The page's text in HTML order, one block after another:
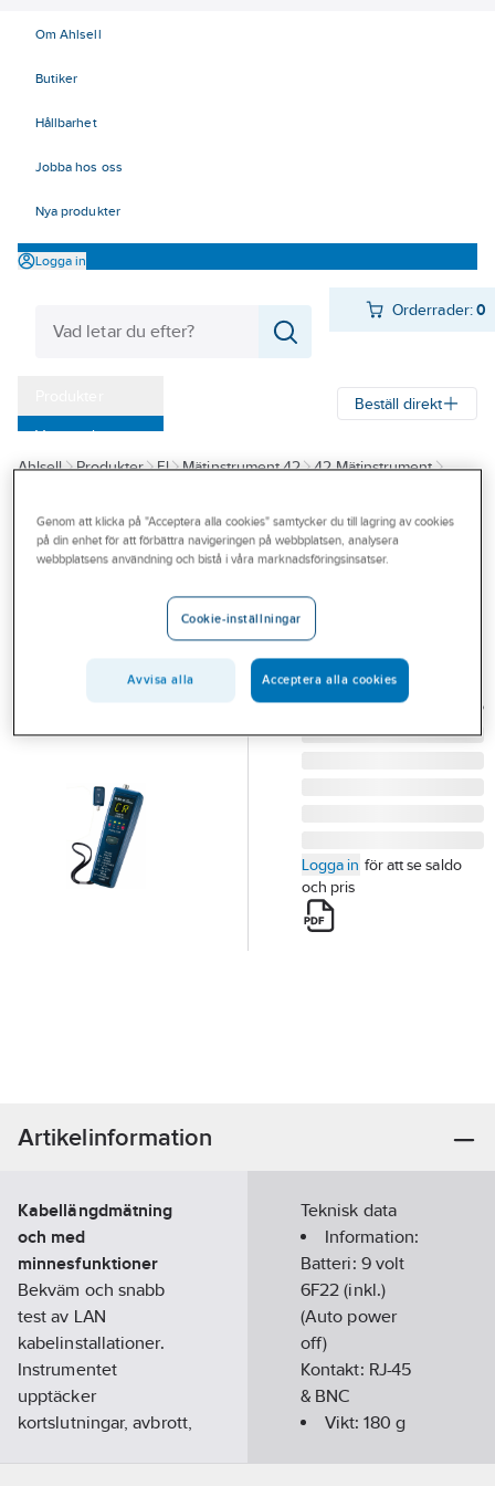
Om Ahlsell
Butiker
Hållbarhet
Jobba hos oss
Nya produkter
Logga in
Orderrader:0
Varumärken
Kampanjer
Outlet
Branscher
Beställ direkt
Ahlsell Produkter El Mätinstrument 42
42 Mätinstrument
ELMA
Kabeltestare
LAN Elma 45
NÄTVERKSTEST ELMA
45 LAN
Artikelnummer:
5706445340095
Logga in för att se saldo
och pris
Artikelinformation
Kabellängdmätning
och med
minnesfunktioner
Bekväm och snabb
test av LAN
kabelinstallationer.
Instrumentet
upptäcker
kortslutningar, avbrott,
Teknisk data
Information:
Batteri: 9 volt
6F22 (inkl.)
(Auto power
off)
Kontakt: RJ-45
& BNC
Vikt:180 g
Genom att klicka på "Acceptera alla cookies" samtycker du till lagring av cookies
på din enhet för att förbättra navigeringen på webbplatsen, analysera
webbplatsens användning och bistå i våra marknadsföringsinsatser.
Cookie-inställningar
Avvisa alla Acceptera alla cookies